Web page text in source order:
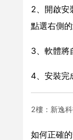
2、開啟安
點選右側
3、軟體將
4、安裝完
2樓：新逸
如何正確